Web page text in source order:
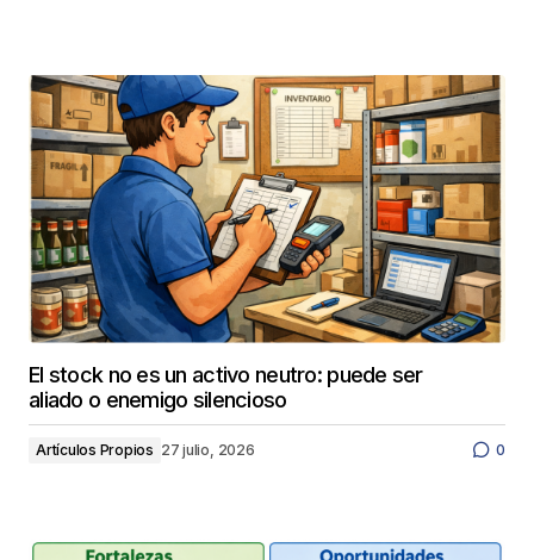
El stock no es un activo neutro: puede ser
aliado o enemigo silencioso
Artículos Propios 27 julio, 2026 0